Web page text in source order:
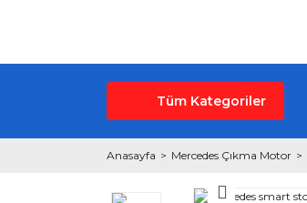
Tüm Kategoriler
Anasayfa Mercedes Çıkma Motor